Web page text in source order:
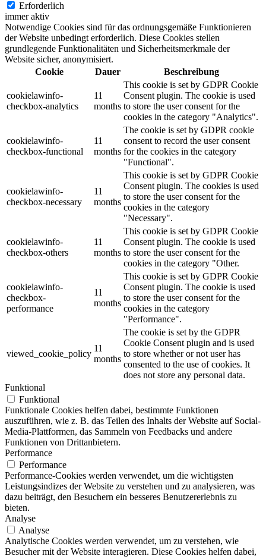
Erforderlich
immer aktiv
Notwendige Cookies sind für das ordnungsgemäße Funktionieren
der Website unbedingt erforderlich. Diese Cookies stellen
grundlegende Funktionalitäten und Sicherheitsmerkmale der
Website sicher, anonymisiert.
Cookie
Dauer Beschreibung
cookielawinfo-
checkbox-analytics
11
months
This cookie is set by GDPR Cookie
Consent plugin. The cookie is used
to store the user consent for the
cookies in the category "Analytics".
cookielawinfo-
checkbox-functional
11
months
The cookie is set by GDPR cookie
consent to record the user consent
for the cookies in the category
"Functional".
cookielawinfo-
checkbox-necessary
11
months
This cookie is set by GDPR Cookie
Consent plugin. The cookies is used
to store the user consent for the
cookies in the category
"Necessary".
cookielawinfo-
checkbox-others
11
months
This cookie is set by GDPR Cookie
Consent plugin. The cookie is used
to store the user consent for the
cookies in the category "Other.
cookielawinfo-
checkbox-
performance
11
months
This cookie is set by GDPR Cookie
Consent plugin. The cookie is used
to store the user consent for the
cookies in the category
"Performance".
viewed_cookie_policy
11
months
The cookie is set by the GDPR
Cookie Consent plugin and is used
to store whether or not user has
consented to the use of cookies. It
does not store any personal data.
Funktional
Funktional
Funktionale Cookies helfen dabei, bestimmte Funktionen
auszuführen, wie z. B. das Teilen des Inhalts der Website auf Social-
Media-Plattformen, das Sammeln von Feedbacks und andere
Funktionen von Drittanbietern.
Performance
Performance
Performance-Cookies werden verwendet, um die wichtigsten
Leistungsindizes der Website zu verstehen und zu analysieren, was
dazu beiträgt, den Besuchern ein besseres Benutzererlebnis zu
bieten.
Analyse
Analyse
Analytische Cookies werden verwendet, um zu verstehen, wie
Besucher mit der Website interagieren. Diese Cookies helfen dabei,